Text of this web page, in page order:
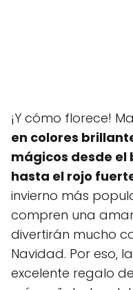
¡Y cómo florece!
en colores
mágicos desde el
hasta el rojo
invierno más
compren una
divertirán mucho
Navidad. Por eso,
excelente regalo